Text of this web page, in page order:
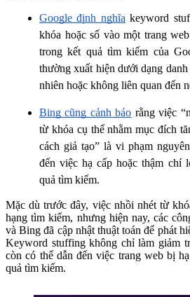
Google định nghĩakeyword
khóa hoặc số vào một trang
trong kết quả tìm kiếm của
thường xuất hiện dưới dạng
nhiên hoặc không liên quan đến
Bing cũng cảnh báo rằng việc
từ khóa cụ thể nhằm mục đích
cách giả tạo” là vi phạm
đến việc hạ cấp hoặc thậm chí
quả tìm kiếm.
Mặc dù trước đây, việc nhồi nhét từ
hạng tìm kiếm, nhưng hiện nay, các
và Bing đã cập nhật thuật toán để phát
Keyword stuffing không chỉ làm giảm
còn có thể dẫn đến việc trang web bị
quả tìm kiếm.